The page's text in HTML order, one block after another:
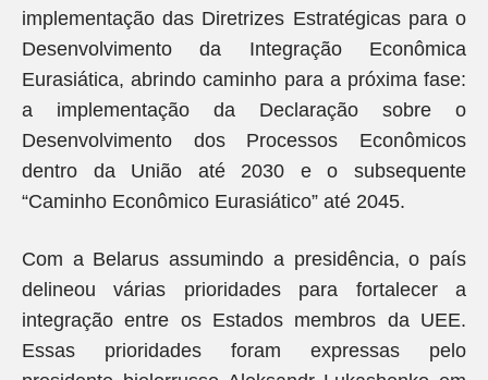
implementação das Diretrizes Estratégicas para o
Desenvolvimento da Integração Econômica
Eurasiática, abrindo caminho para a próxima fase:
a implementação da Declaração sobre o
Desenvolvimento dos Processos Econômicos
dentro da União até 2030 e o subsequente
“Caminho Econômico Eurasiático” até 2045.
Com a Belarus assumindo a presidência, o país
delineou várias prioridades para fortalecer a
integração entre os Estados membros da UEE.
Essas prioridades foram expressas pelo